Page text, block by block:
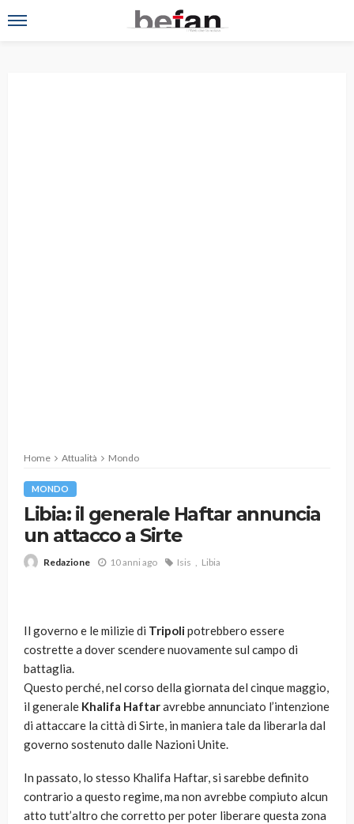
Home Attualità Mondo
MONDO
Libia: il generale Haftar annuncia
un attacco a Sirte
Redazione 10 anni ago Isis Libia
Il governo e le milizie di Tripolipotrebbero essere
costrette a dover scendere nuovamente sul campo di
battaglia.
Questo perché, nel corso della giornata del cinque maggio,
il generale Khalifa Haftaravrebbe annunciato l’intenzione
di attaccare la città di Sirte, in maniera tale da liberarla dal
governo sostenuto dalle Nazioni Unite.
In passato, lo stesso Khalifa Haftar, si sarebbe definito
contrario a questo regime, ma non avrebbe compiuto alcun
atto tutt’altro che corretto per poter liberare questa zona